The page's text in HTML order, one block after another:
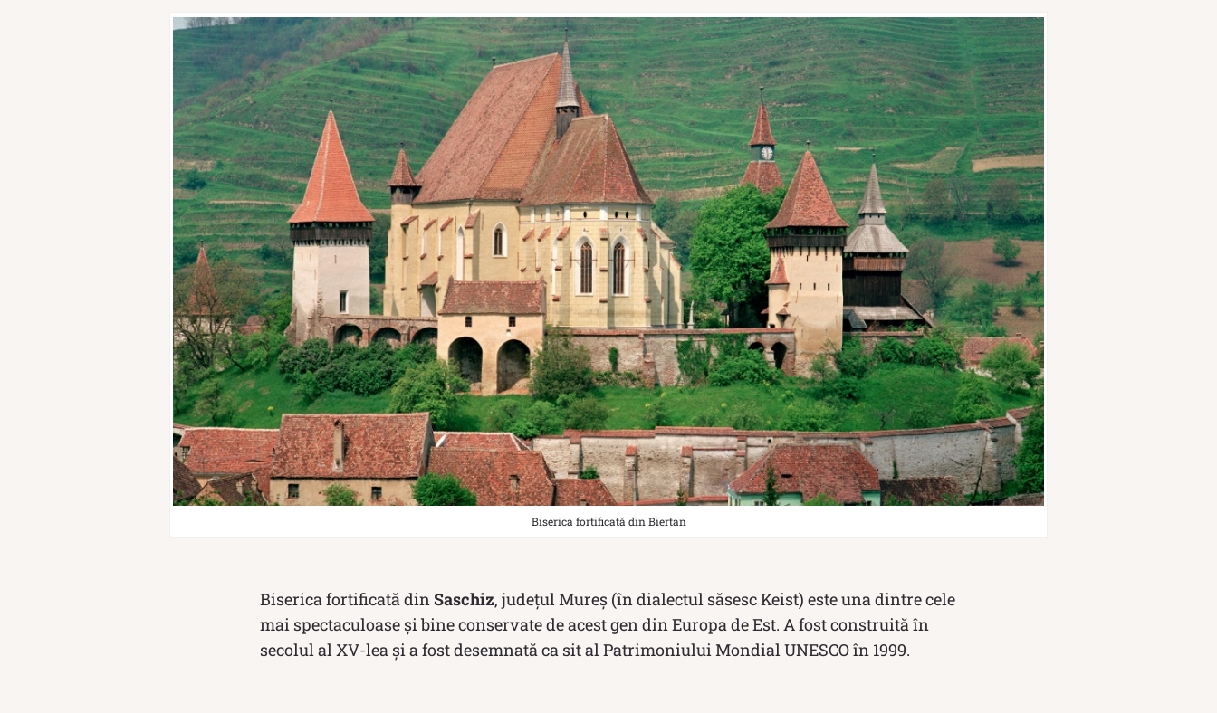
Biserica fortificată din Biertan
Biserica fortificată din Saschiz, județul Mureș (în dialectul săsesc Keist) este una dintre cele
mai spectaculoase și bine conservate de acest gen din Europa de Est. A fost construită în
secolul al XV-lea și a fost desemnată ca sit al Patrimoniului Mondial UNESCO în 1999.